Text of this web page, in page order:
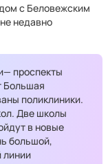
с Беловежским
недавно
проспекты
Большая
поликлиники.
Две школы
в новые
большой,
линии